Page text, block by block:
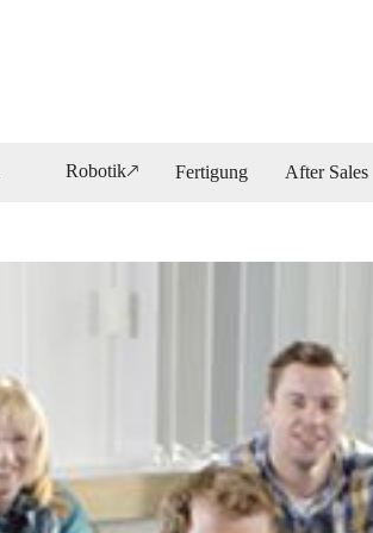
Robotik🡕 Fertigung After Sales